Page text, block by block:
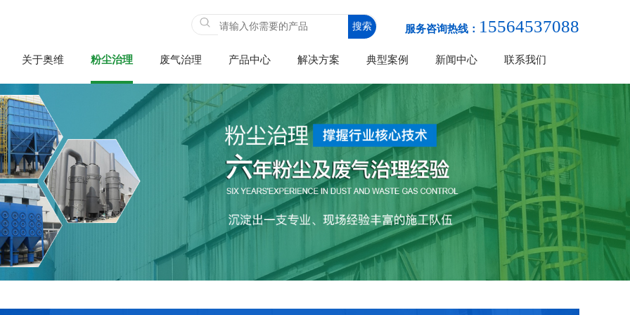
服务咨询热线： 15564537088
关于奥维 粉尘治理 废气治理 产品中心 解决方案 典型案例 新闻中心 联系我们